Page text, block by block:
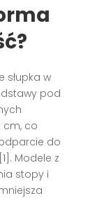
słupka w
pod
cm, co
do
Modele z
stopy i